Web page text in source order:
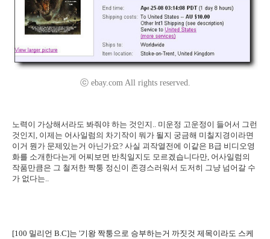
ⓒ ebay.com All rights reserved.
노력이 가상해서라도 봐줘야 하는 것인지.. 미운정 고운정이 들어서 그런
것인지, 이제는 어사일럼의 차기작이 뭐가 될지 궁금해 미칠지경이라면
이거 뭔가 문제있는거 아닌가요? 사실 괴작열전에 이같은 B급 비디오영
화를 소개한다는게 어찌보면 반칙일지도 모르겠습니다만, 어사일럼의
작품만큼은 그 철저한 짝퉁 정신이 존경스러워서 도저히 그냥 넘어갈 수
가 없다는..
[100 밀리언 B.C]는 '기왕 짝퉁으로 승부하는거 까짓것 제목이라도 스케